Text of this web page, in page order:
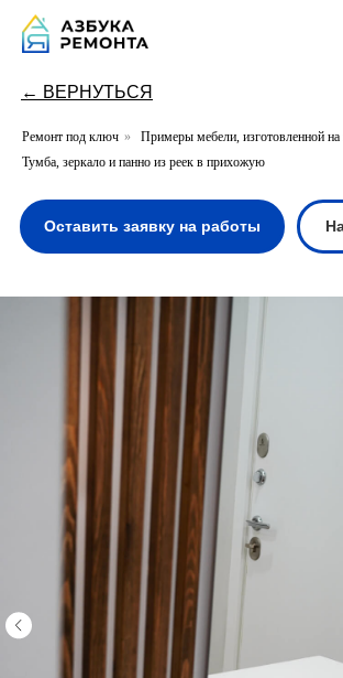
← ВЕРНУТЬСЯ
Ремонт под ключ » Примеры мебели, изготовленной на
Тумба, зеркало и панно из реек в прихожую
Оставить заявку на работы Написать в